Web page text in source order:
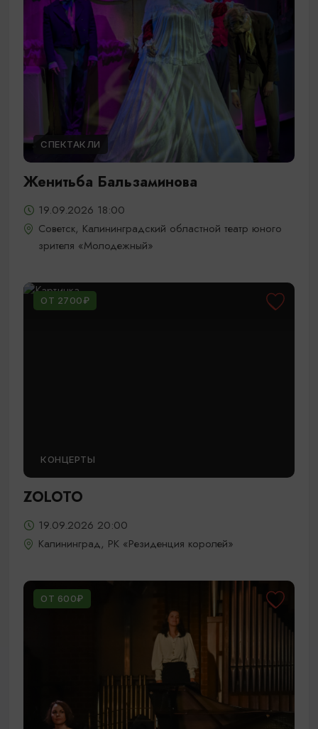
СПЕКТАКЛИ
Женитьба Бальзаминова
19.09.2026 18:00
Советск, Калининградский областной театр юного
зрителя «Молодежный»
ОТ 2700₽
КОНЦЕРТЫ
ZOLOTO
19.09.2026 20:00
Калининград, РК «Резиденция королей»
ОТ 600₽